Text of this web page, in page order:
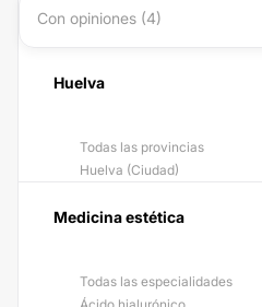
Con opiniones (4)
Huelva
Todas las provincias
Huelva (Ciudad)
Medicina estética
Todas las especialidades